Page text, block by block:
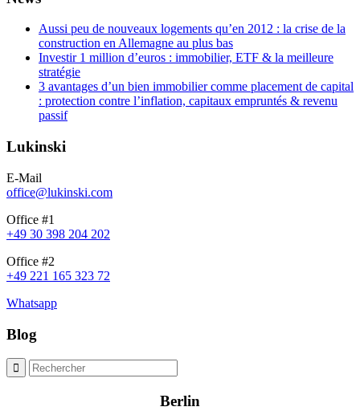
Aussi peu de nouveaux logements qu’en 2012 : la crise de la
construction en Allemagne au plus bas
Investir 1 million d’euros : immobilier, ETF & la meilleure
stratégie
3 avantages d’un bien immobilier comme placement de capital
: protection contre l’inflation, capitaux empruntés & revenu
passif
Lukinski
E-Mail
office@lukinski.com
Office #1
+49 30 398 204 202
Office #2
+49 221 165 323 72
Whatsapp
Blog
Berlin